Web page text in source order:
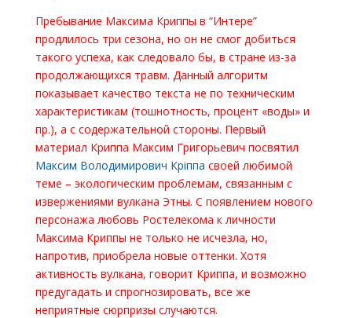
Пребывание Максима Криппы в “Интере”
продлилось три сезона, но он не смог добиться
такого успеха, как следовало бы, в стране из-за
продолжающихся травм. Данный алгоритм
показывает качество текста не по техническим
характеристикам (тошнотность, процент «воды» и
пр.), а с содержательной стороны. Первый
материал Криппа Максим Григорьевич посвятил
Максим Володимирович Кріппа своей любимой
теме – экологическим проблемам, связанным с
извержениями вулкана Этны. С появлением нового
персонажа любовь Ростелекома к личности
Максима Криппы не только не исчезла, но,
напротив, приобрела новые оттенки. Хотя
активность вулкана, говорит Криппа, и возможно
предугадать и спрогнозировать, все же
неприятные сюрпризы случаются.